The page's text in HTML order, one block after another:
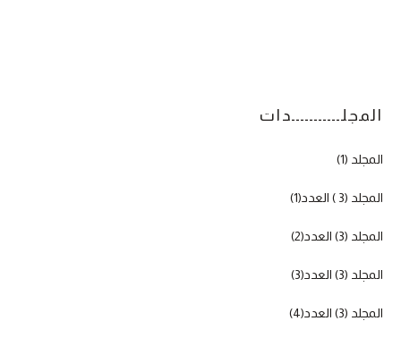
المجلـــــــــــدات
المجلد (1)
المجلد (3 ) العدد(1)
المجلد (3) العدد(2)
المجلد (3) العدد(3)
المجلد (3) العدد(4)